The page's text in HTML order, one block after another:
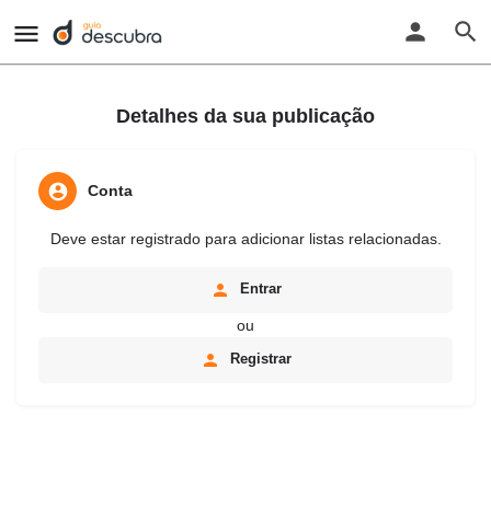
Detalhes da sua publicação
Conta
Deve estar registrado para adicionar listas relacionadas.
Entrar
ou
Registrar